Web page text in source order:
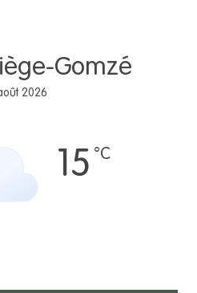
Gomzé
2026
15 °C